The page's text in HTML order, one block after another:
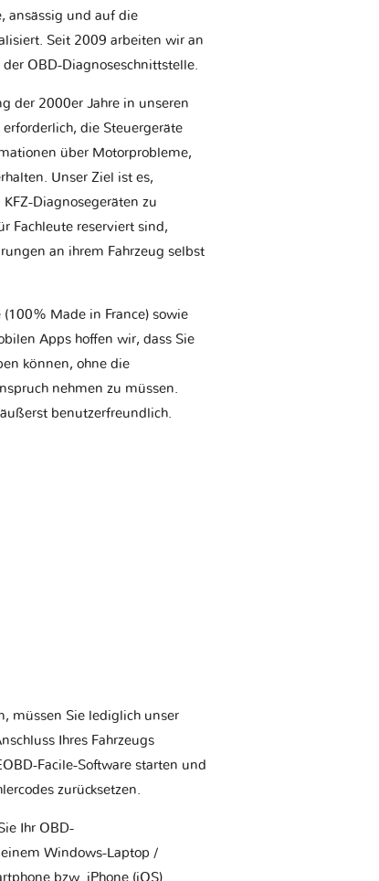
ansässig und auf die
Seit 2009 arbeiten wir an
OBD-Diagnoseschnittstelle.
der 2000er Jahre in unseren
die Steuergeräte
über Motorprobleme,
Unser Ziel ist es,
Diagnosegeräten zu
Fachleute reserviert sind,
an ihrem Fahrzeug selbst
Made in France) sowie
Apps hoffen wir, dass Sie
können, ohne die
nehmen zu müssen.
benutzerfreundlich.
müssen Sie lediglich unser
Ihres Fahrzeugs
Facile-Software starten und
zurücksetzen.
Ihr OBD-
Windows-Laptop /
bzw. iPhone (iOS)